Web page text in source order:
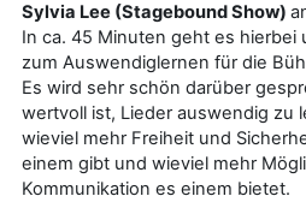
Sylvia Lee (Stagebound Show)
In ca. 45 Minuten geht es hierbei
zum Auswendiglernen für die
Es wird sehr schön darüber
wertvoll ist, Lieder auswendig zu
wieviel mehr Freiheit und
einem gibt und wieviel mehr
Kommunikation es einem bietet.